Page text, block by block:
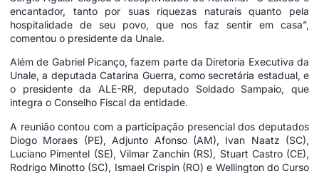
encantador, tanto por suas riquezas naturais quanto pela
hospitalidade de seu povo, que nos faz sentir em casa”,
comentou o presidente da Unale.
Além de Gabriel Picanço, fazem parte da Diretoria Executiva da
Unale, a deputada Catarina Guerra, como secretária estadual, e
o presidente da ALE-RR, deputado Soldado Sampaio, que
integra o Conselho Fiscal da entidade.
A reunião contou com a participação presencial dos deputados
Diogo Moraes (PE), Adjunto Afonso (AM), Ivan Naatz (SC),
Luciano Pimentel (SE), Vilmar Zanchin (RS), Stuart Castro (CE),
Rodrigo Minotto (SC), Ismael Crispin (RO) e Wellington do Curso